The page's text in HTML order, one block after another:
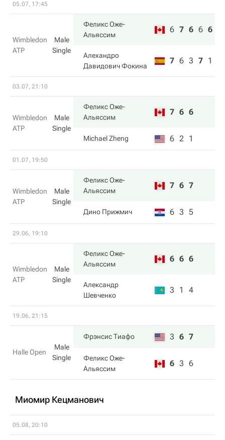
05.07, 17:45
Wimbledon
ATP
Male
Single
Феликс Оже-
Альяссим
6 7 6 6 6
Алехандро
Давидович Фокина
7 6 3 7 1
03.07, 21:10
Wimbledon
ATP
Male
Single
Феликс Оже-
Альяссим
7 6 6
Michael Zheng 6 2 1
01.07, 19:50
Wimbledon
ATP
Male
Single
Феликс Оже-
Альяссим
7 6 7
Дино Прижмич 6 3 5
29.06, 19:10
Wimbledon
ATP
Male
Single
Феликс Оже-
Альяссим
6 6 6
Александр
Шевченко
3 1 4
19.06, 21:15
Halle Open
Male
Single
Фрэнсис Тиафо 3 6 7
Феликс Оже-
Альяссим
6 3 6
Миомир Кецманович
05.08, 20:10